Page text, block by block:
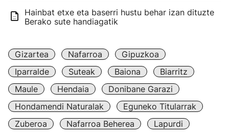
Hainbat etxe eta baserri hustu behar izan dituzte
Berako sute handiagatik
Gizartea Nafarroa
Gipuzkoa
Iparralde
Suteak Baiona
Biarritz
Maule
Hendaia
Donibane Garazi
Hondamendi Naturalak
Eguneko Titularrak
Zuberoa
Nafarroa Beherea Lapurdi